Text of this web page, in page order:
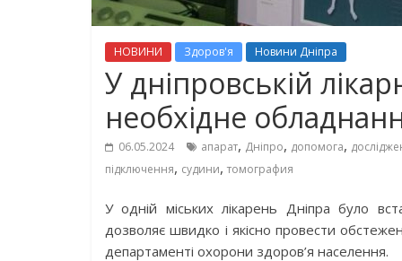
НОВИНИ Здоров'я Новини Дніпра
У дніпровській
необхідне
06.05.2024 апарат, Дніпро, допомога,
підключення, судини, томография
У одній міських лікарень Дніпра було
дозволяє швидко і якісно провести
департаменті охорони здоров’я населення.